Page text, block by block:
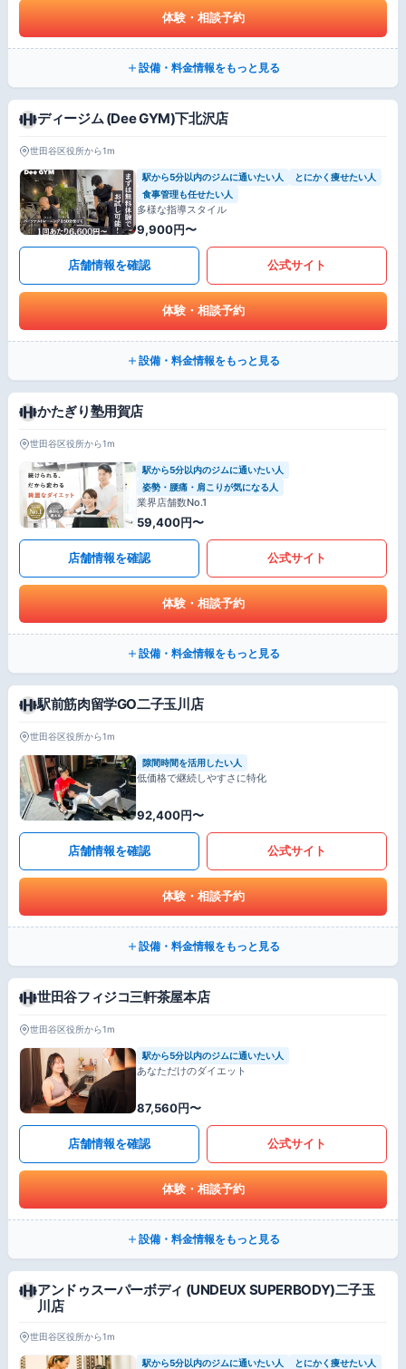
体験・相談予約
設備・料金情報をもっと見る
ディージム (Dee GYM)下北沢店
世田谷区役所から1m
駅から5分以内のジムに通いたい人
とにかく痩せたい人
食事管理も任せたい人
多様な指導スタイル
9,900円〜
店舗情報を確認 公式サイト
体験・相談予約
設備・料金情報をもっと見る
かたぎり塾用賀店
世田谷区役所から1m
駅から5分以内のジムに通いたい人
姿勢・腰痛・肩こりが気になる人
業界店舗数No.1
59,400円〜
店舗情報を確認 公式サイト
体験・相談予約
設備・料金情報をもっと見る
駅前筋肉留学GO二子玉川店
世田谷区役所から1m
隙間時間を活用したい人
低価格で継続しやすさに特化
92,400円〜
店舗情報を確認 公式サイト
体験・相談予約
設備・料金情報をもっと見る
世田谷フィジコ三軒茶屋本店
世田谷区役所から1m
駅から5分以内のジムに通いたい人
あなただけのダイエット
87,560円〜
店舗情報を確認 公式サイト
体験・相談予約
設備・料金情報をもっと見る
アンドゥスーパーボディ (UNDEUX SUPERBODY)二子玉
川店
世田谷区役所から1m
駅から5分以内のジムに通いたい人
とにかく痩せたい人